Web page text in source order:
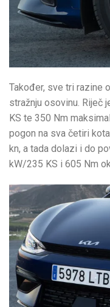
Također, sve tri razine
stražnju osovinu. Riječ
KS te 350 Nm
pogon na sva četiri
kn, a tada dolazi i do
kW/235 KS i 605 Nm